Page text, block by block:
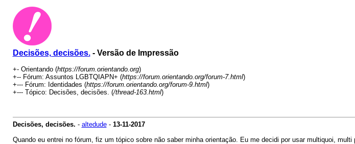
Decisões, decisões.- Versão de Impressão
+- Orientando (https://forum.orientando.org)
+-- Fórum: Assuntos LGBTQIAPN+ (https://forum.orientando.org/forum-7.html)
+--- Fórum: Identidades (https://forum.orientando.org/forum-9.html)
+--- Tópico: Decisões, decisões. (/thread-163.html)
Decisões, decisões. - altedude- 13-11-2017
Quando eu entrei no fórum, fiz um tópico sobre não saber minha orientação. Eu me decidi por usar multiquoi,